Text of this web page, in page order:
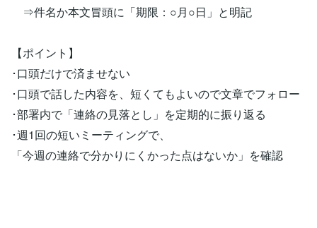
⇒件名か本文冒頭に「期限：○月○日」と明記
【ポイント】
･口頭だけで済ませない
･口頭で話した内容を、短くてもよいので文章でフォロー
･部署内で「連絡の見落とし」を定期的に振り返る
･週1回の短いミーティングで、
「今週の連絡で分かりにくかった点はないか」を確認